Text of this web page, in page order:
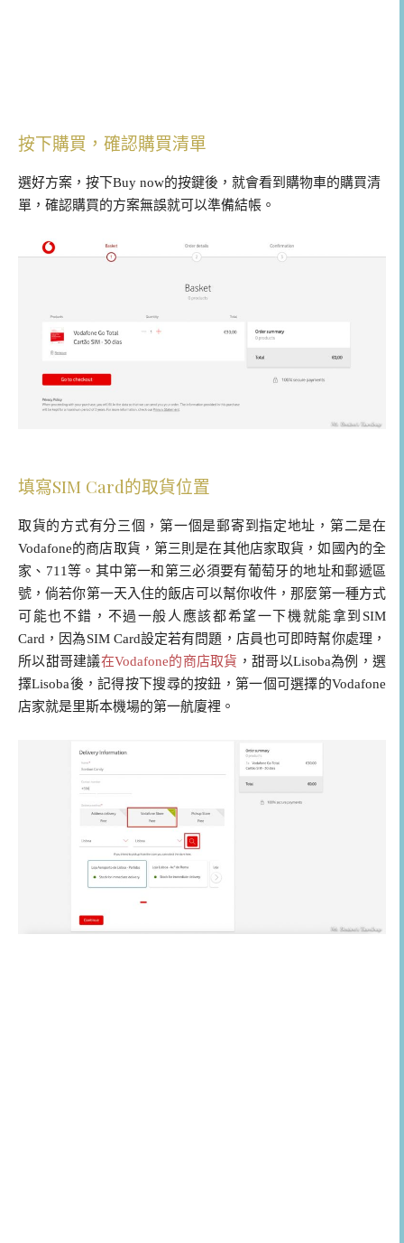
按下購買，確認購買清單
選好方案，按下Buy now的按鍵後，就會看到購物車的購買清
單，確認購買的方案無誤就可以準備結帳。
填寫SIM Card的取貨位置
取貨的方式有分三個，第一個是郵寄到指定地址，第二是在
Vodafone的商店取貨，第三則是在其他店家取貨，如國內的全
家、711等。其中第一和第三必須要有葡萄牙的地址和郵遞區
號，倘若你第一天入住的飯店可以幫你收件，那麼第一種方式
可能也不錯，不過一般人應該都希望一下機就能拿到SIM
Card，因為SIM Card設定若有問題，店員也可即時幫你處理，
所以甜哥建議在Vodafone的商店取貨 ，甜哥以Lisoba為例，選
擇Lisoba後，記得按下搜尋的按鈕，第一個可選擇的Vodafone
店家就是里斯本機場的第一航廈裡。